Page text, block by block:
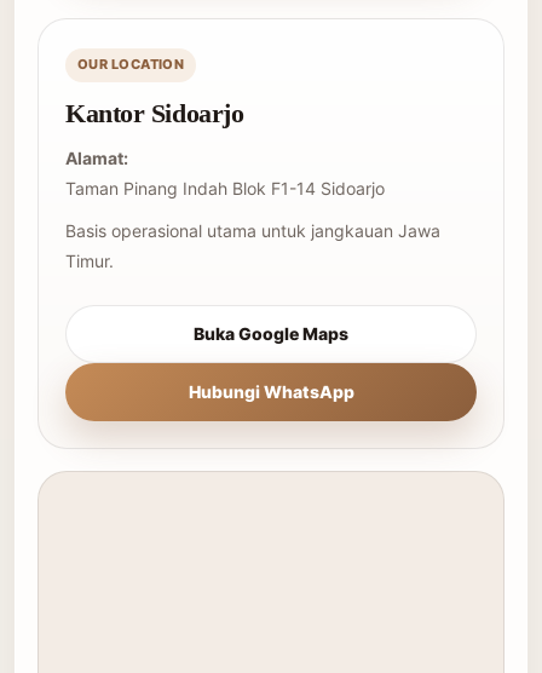
OUR LOCATION
Kantor Sidoarjo
Alamat:
Taman Pinang Indah Blok F1-14 Sidoarjo
Basis operasional utama untuk jangkauan Jawa
Timur.
Buka Google Maps
Hubungi WhatsApp